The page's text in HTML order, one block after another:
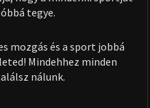
tegye.
mozgás és a sport jobbá
Mindehhez minden
nálunk.